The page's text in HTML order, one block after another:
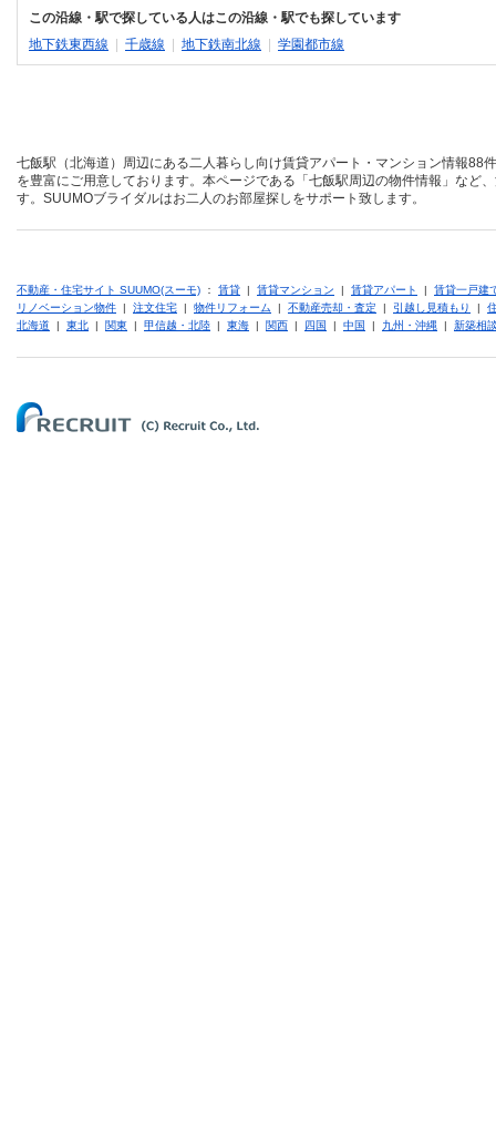
この沿線・駅で探している人はこの沿線・駅でも探しています
地下鉄東西線
千歳線 地下鉄南北線 学園都市線
七飯駅（北海道）周辺にある二人暮らし向け賃貸アパート・マンション情報
を豊富にご用意しております。本ページである「七飯駅周辺の物件情報」など
す。SUUMOブライダルはお二人のお部屋探しをサポート致します。
不動産・住宅サイト SUUMO(スーモ) ： 賃貸 | 賃貸マンション | 賃貸アパート | 賃貸一戸建
リノベーション物件 | 注文住宅 | 物件リフォーム | 不動産売却・査定 | 引越し見積もり |
北海道 | 東北 | 関東 | 甲信越・北陸 | 東海 | 関西 | 四国 | 中国 | 九州・沖縄 | 新築相